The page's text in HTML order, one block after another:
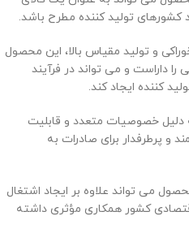
کشورهای تولید کننده مطرح باشد.
و تولید مقیاس بالا، این محصول
را داراست و می تواند در فرآیند
کننده ایجاد کند.
دلیل خصوصیات متعدد و قابلیت
و پرطرفدار برای صادرات به
می تواند علاوه بر ایجاد اشتغال
کشور همکاری مؤثری داشته